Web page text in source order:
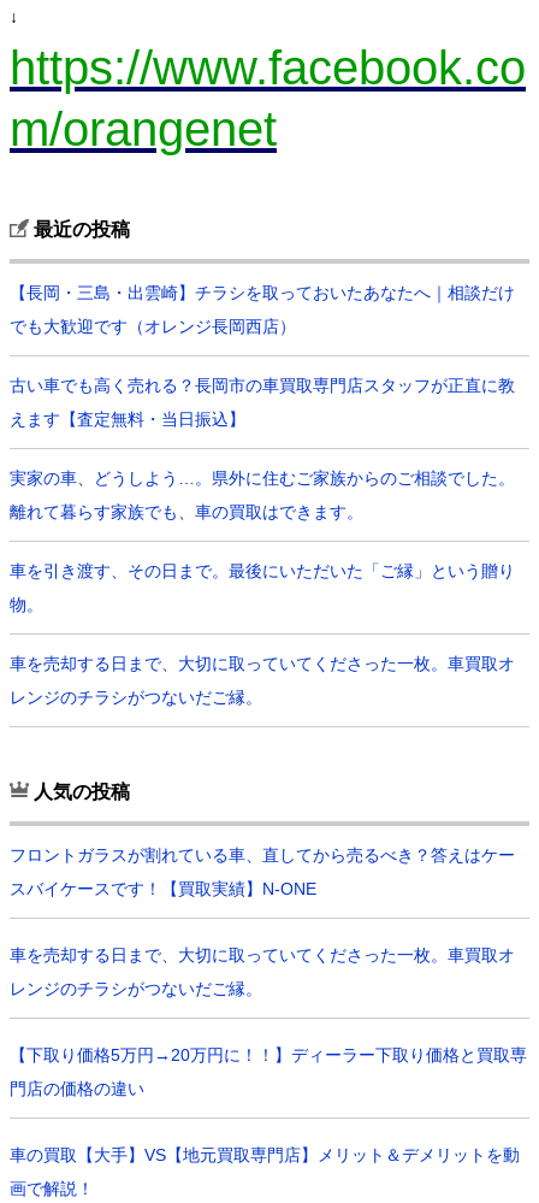
↓
https://www.facebook.co
m/orangenet
最近の投稿
【長岡・三島・出雲崎】チラシを取っておいたあなたへ｜相談だけ
でも大歓迎です（オレンジ長岡西店）
古い車でも高く売れる？長岡市の車買取専門店スタッフが正直に教
えます【査定無料・当日振込】
実家の車、どうしよう…。県外に住むご家族からのご相談でした。
離れて暮らす家族でも、車の買取はできます。
車を引き渡す、その日まで。最後にいただいた「ご縁」という贈り
物。
車を売却する日まで、大切に取っていてくださった一枚。車買取オ
レンジのチラシがつないだご縁。
人気の投稿
フロントガラスが割れている車、直してから売るべき？答えはケー
スバイケースです！【買取実績】N-ONE
車を売却する日まで、大切に取っていてくださった一枚。車買取オ
レンジのチラシがつないだご縁。
【下取り価格5万円→20万円に！！】ディーラー下取り価格と買取専
門店の価格の違い
車の買取【大手】VS【地元買取専門店】メリット＆デメリットを動
画で解説！